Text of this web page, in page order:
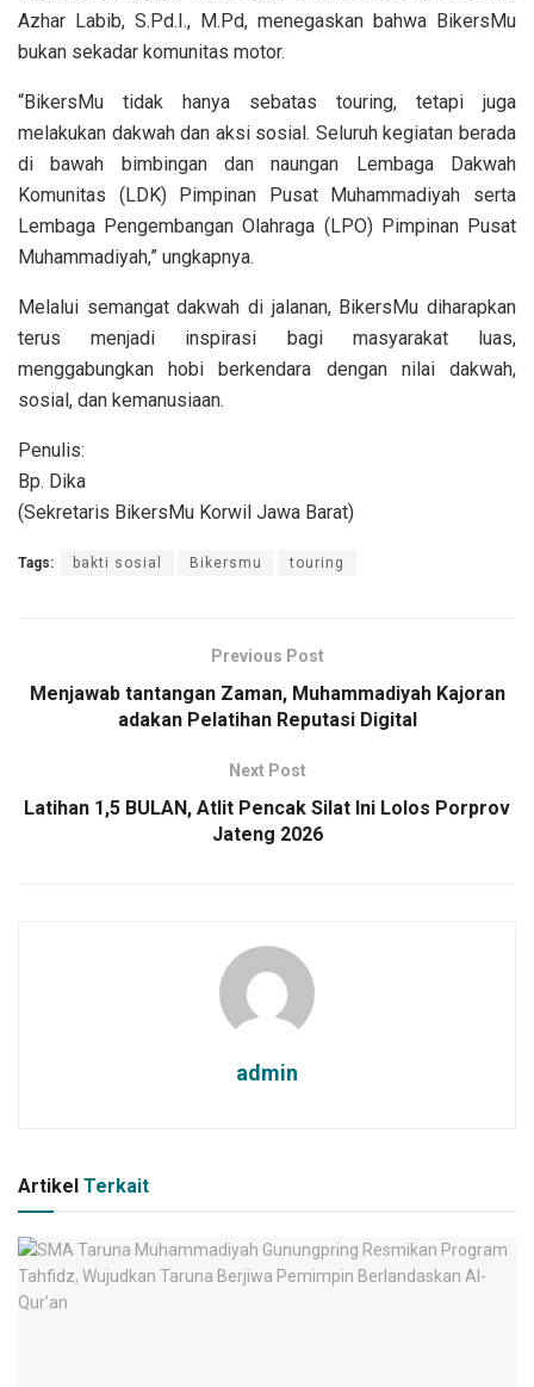
Azhar Labib, S.Pd.I., M.Pd, menegaskan bahwa BikersMu
bukan sekadar komunitas motor.
“BikersMu tidak hanya sebatas touring, tetapi juga
melakukan dakwah dan aksi sosial. Seluruh kegiatan berada
di bawah bimbingan dan naungan Lembaga Dakwah
Komunitas (LDK) Pimpinan Pusat Muhammadiyah serta
Lembaga Pengembangan Olahraga (LPO) Pimpinan Pusat
Muhammadiyah,” ungkapnya.
Melalui semangat dakwah di jalanan, BikersMu diharapkan
terus menjadi inspirasi bagi masyarakat luas,
menggabungkan hobi berkendara dengan nilai dakwah,
sosial, dan kemanusiaan.
Penulis:
Bp. Dika
(Sekretaris BikersMu Korwil Jawa Barat)
Tags: bakti sosial Bikersmu touring
Previous Post
Menjawab tantangan Zaman, Muhammadiyah Kajoran
adakan Pelatihan Reputasi Digital
Next Post
Latihan 1,5 BULAN, Atlit Pencak Silat Ini Lolos Porprov
Jateng 2026
admin
Artikel Terkait